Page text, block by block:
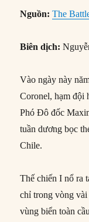
Nguồn:The
Biên dịch:
Vào ngày này
Coronel, hạm đội
Phó Đô đốc
tuần dương bọc
Chile.
Thế chiến I nổ ra
chỉ trong vòng vài
vùng biển toàn